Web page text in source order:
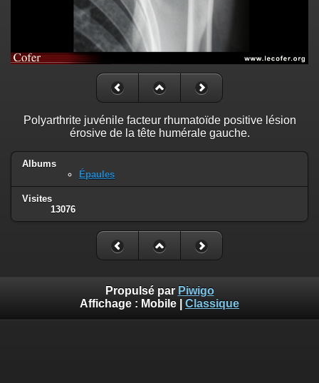
Polyarthrite juvénile facteur rhumatoïde positive lésion
érosive de la tête humérale gauche.
Albums
Épaules
Visites
13076
Propulsé par Piwigo
Affichage : Mobile Classique